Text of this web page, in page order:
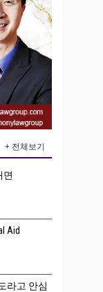
+ 전체보기
면
Aid
라고 안심